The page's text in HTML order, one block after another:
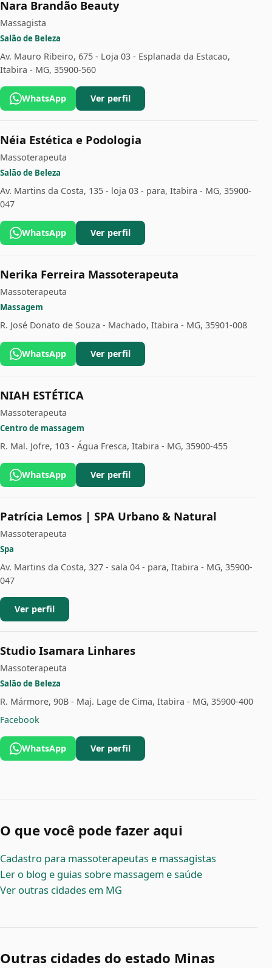
Nara Brandão Beauty
Massagista
Salão de Beleza
Av. Mauro Ribeiro, 675 - Loja 03 - Esplanada da Estacao,
Itabira - MG, 35900-560
WhatsApp Ver perfil
Néia Estética e Podologia
Massoterapeuta
Salão de Beleza
Av. Martins da Costa, 135 - loja 03 - para, Itabira - MG, 35900-
047
WhatsApp Ver perfil
Nerika Ferreira Massoterapeuta
Massoterapeuta
Massagem
R. José Donato de Souza - Machado, Itabira - MG, 35901-008
WhatsApp Ver perfil
NIAH ESTÉTICA
Massoterapeuta
Centro de massagem
R. Mal. Jofre, 103 - Água Fresca, Itabira - MG, 35900-455
WhatsApp Ver perfil
Patrícia Lemos | SPA Urbano & Natural
Massoterapeuta
Spa
Av. Martins da Costa, 327 - sala 04 - para, Itabira - MG, 35900-
047
Ver perfil
Studio Isamara Linhares
Massoterapeuta
Salão de Beleza
R. Mármore, 90B - Maj. Lage de Cima, Itabira - MG, 35900-400
Facebook
WhatsApp Ver perfil
O que você pode fazer aqui
Cadastro para massoterapeutas e massagistas
Ler o blog e guias sobre massagem e saúde
Ver outras cidades em MG
Outras cidades do estado Minas